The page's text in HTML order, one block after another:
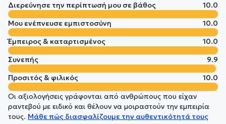
Διερεύνησε την περίπτωσή μου σε βάθος
10.0
Μου ενέπνευσε εμπιστοσύνη
10.0
Έμπειρος & καταρτισμένος
10.0
Συνεπής
9.9
Προσιτός & φιλικός
10.0
Οι αξιολογήσεις γράφονται από ανθρώπους που είχαν
ραντεβού με ειδικό και θέλουν να μοιραστούν την εμπειρία
τους. Μάθε πώς διασφαλίζουμε την αυθεντικότητά τους